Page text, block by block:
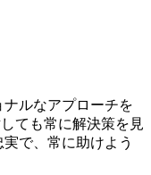
ルなアプローチを
ても常に解決策を見
で、常に助けよう